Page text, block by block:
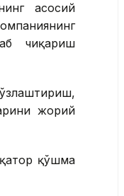
асосий
чиқариш
жорий
қўшма